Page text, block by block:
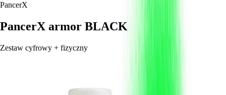
PancerX
PancerX armor BLACK
Zestaw cyfrowy + fizyczny